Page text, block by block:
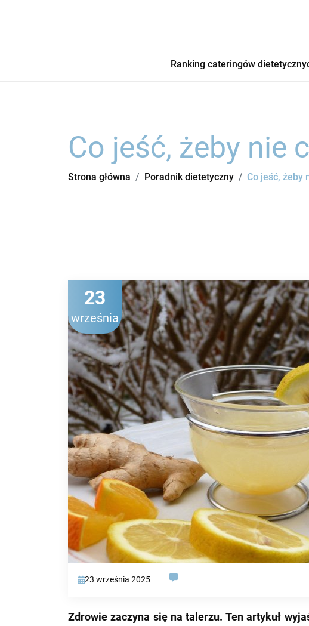
Ranking cateringów
Co jeść, żeby nie
Strona główna Poradnik dietetyczny Co jeść, żeby
23 września 2025
23
września
Zdrowie zaczyna się na talerzu. Ten artykuł